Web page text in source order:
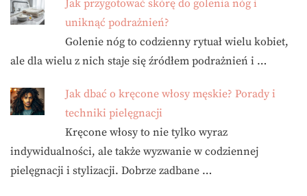
Jak przygotować skórę do golenia nóg i
uniknąć podrażnień?
Golenie nóg to codzienny rytuał wielu kobiet,
ale dla wielu z nich staje się źródłem podrażnień i …
Jak dbać o kręcone włosy męskie? Porady i
techniki pielęgnacji
Kręcone włosy to nie tylko wyraz
indywidualności, ale także wyzwanie w codziennej
pielęgnacji i stylizacji. Dobrze zadbane …